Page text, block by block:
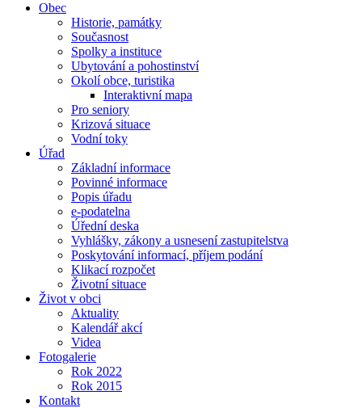
Obec
Historie, památky
Současnost
Spolky a instituce
Ubytování a pohostinství
Okolí obce, turistika
Interaktivní mapa
Pro seniory
Krizová situace
Vodní toky
Úřad
Základní informace
Povinné informace
Popis úřadu
e-podatelna
Úřední deska
Vyhlášky, zákony a usnesení zastupitelstva
Poskytování informací, příjem podání
Klikací rozpočet
Životní situace
Život v obci
Aktuality
Kalendář akcí
Videa
Fotogalerie
Rok 2022
Rok 2015
Kontakt